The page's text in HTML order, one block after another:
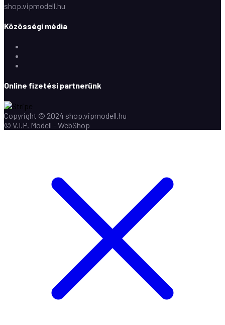
shop.vipmodell.hu
Közösségi média
Online fizetési partnerünk
Copyright © 2024 shop.vipmodell.hu
© V.I.P. Modell - WebShop